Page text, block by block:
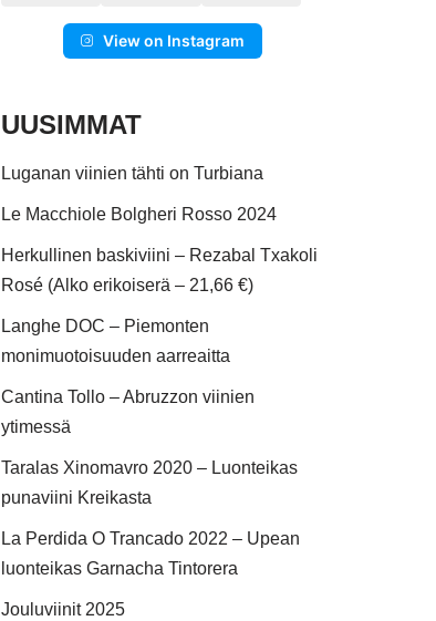
View on Instagram
UUSIMMAT
Luganan viinien tähti on Turbiana
Le Macchiole Bolgheri Rosso 2024
Herkullinen baskiviini – Rezabal Txakoli
Rosé (Alko erikoiserä – 21,66 €)
Langhe DOC – Piemonten
monimuotoisuuden aarreaitta
Cantina Tollo – Abruzzon viinien
ytimessä
Taralas Xinomavro 2020 – Luonteikas
punaviini Kreikasta
La Perdida O Trancado 2022 – Upean
luonteikas Garnacha Tintorera
Jouluviinit 2025